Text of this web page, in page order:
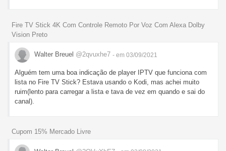
Fire TV Stick 4K Com Controle Remoto Por Voz Com Alexa Dolby
Vision Preto
Walter Breuel @2qvuxhe7 - em 03/09/2021
Alguém tem uma boa indicação de player IPTV que funciona com
lista no Fire TV Stick? Estava usando o Kodi, mas achei muito
ruim(lento para carregar a lista e tava de vez em quando e sai do
canal).
Cupom 15% Mercado Livre